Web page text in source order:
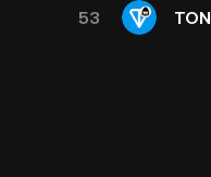
53 TON